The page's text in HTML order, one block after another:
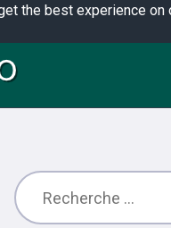
the best experience on